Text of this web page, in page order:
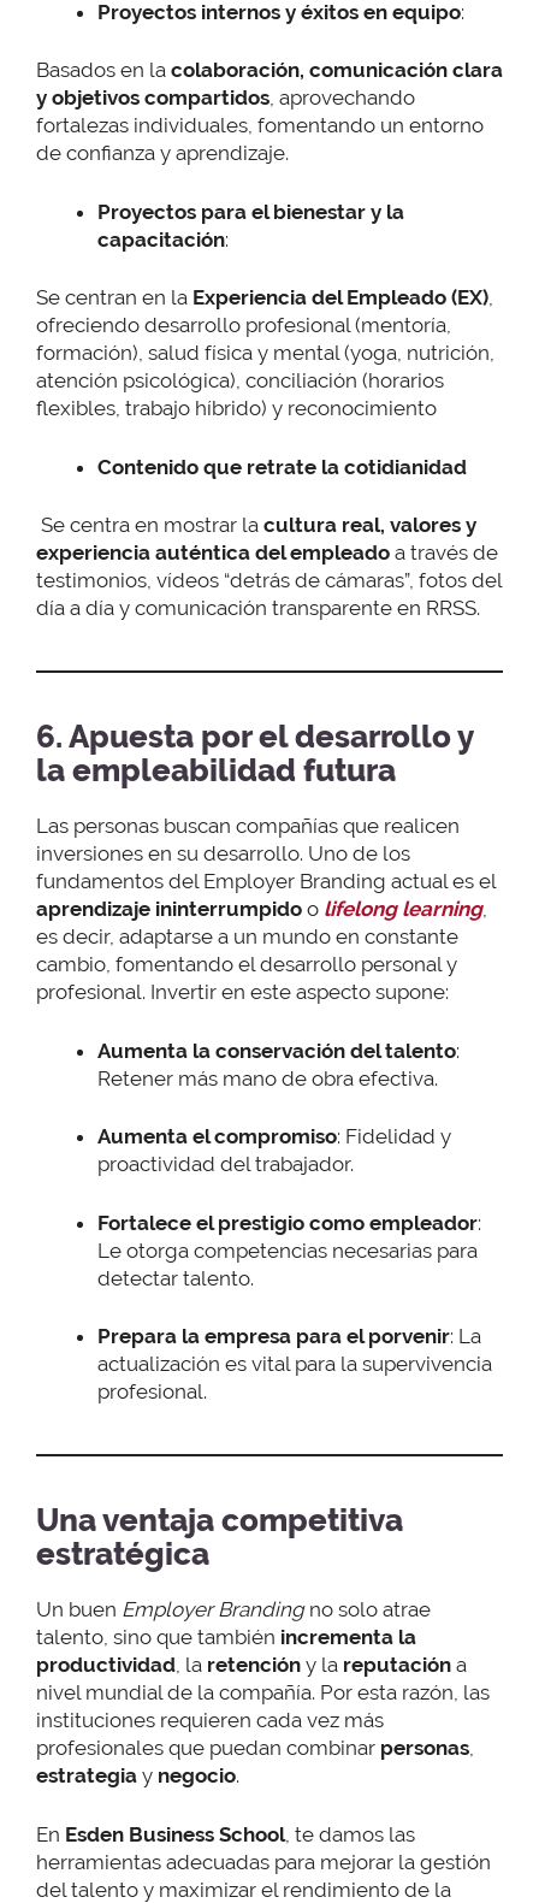
Proyectos internos y éxitos en equipo:
Basados en la colaboración, comunicación clara
y objetivos compartidos, aprovechando
fortalezas individuales, fomentando un entorno
de confianza y aprendizaje.
Proyectos para el bienestar y la
capacitación:
Se centran en la Experiencia del Empleado (EX),
ofreciendo desarrollo profesional (mentoría,
formación), salud física y mental (yoga, nutrición,
atención psicológica), conciliación (horarios
flexibles, trabajo híbrido) y reconocimiento
Contenido que retrate la cotidianidad
Se centra en mostrar la cultura real, valores y
experiencia auténtica del empleado a través de
testimonios, vídeos “detrás de cámaras”, fotos del
día a día y comunicación transparente en RRSS.
6. Apuesta por el desarrollo y
la empleabilidad futura
Las personas buscan compañías que realicen
inversiones en su desarrollo. Uno de los
fundamentos del Employer Branding actual es el
aprendizaje ininterrumpido o lifelong learning,
es decir, adaptarse a un mundo en constante
cambio, fomentando el desarrollo personal y
profesional. Invertir en este aspecto supone:
Aumenta la conservación del talento:
Retener más mano de obra efectiva.
Aumenta el compromiso: Fidelidad y
proactividad del trabajador.
Fortalece el prestigio como empleador:
Le otorga competencias necesarias para
detectar talento.
Prepara la empresa para el porvenir: La
actualización es vital para la supervivencia
profesional.
Una ventaja competitiva
estratégica
Un buen Employer Brandingno solo atrae
talento, sino que también incrementa la
productividad, la retención y la reputación a
nivel mundial de la compañía. Por esta razón, las
instituciones requieren cada vez más
profesionales que puedan combinar personas,
estrategia y negocio.
En Esden Business School, te damos las
herramientas adecuadas para mejorar la gestión
del talento y maximizar el rendimiento de la